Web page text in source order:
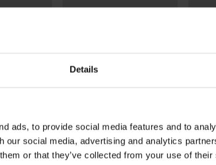
Details
ads, to provide social media features and to
our social media, advertising and analytics
or that they’ve collected from your use of
DEN
2+1 GRATIS
Strumpfhose Chic Calze 20
DEN
14,99 €
2er-
9,49 €